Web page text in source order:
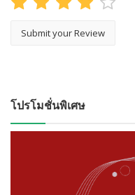
โปรโมชั่นพิเศษ